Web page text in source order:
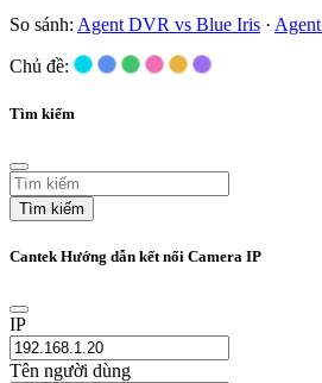
So sánh: Agent DVR vs Blue Iris ·
Chủ đề:
Tìm kiếm
Tìm kiếm
Cantek Hướng dẫn kết nối Camera IP
IP
Tên người dùng